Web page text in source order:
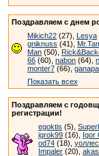
Поздравляем с днем
Mikich22 (27), Lesya
gniknuss (41),
Man (50),
66 (60), nabon (64),
monter7 (66),
Показать всех
Поздравляем с
регистрации!
egoktis (5),
igrok99 (16), Igor
od74 (18), уоллес
Impaler (20),